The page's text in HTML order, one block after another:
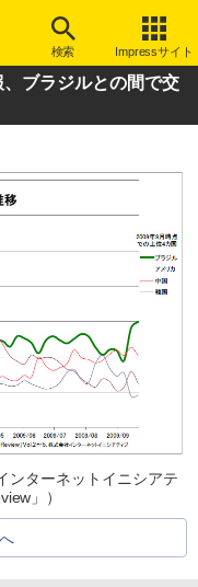
検索 Impressサイト
ブラジルとの間で交
ンターネットイニシアテ
」）